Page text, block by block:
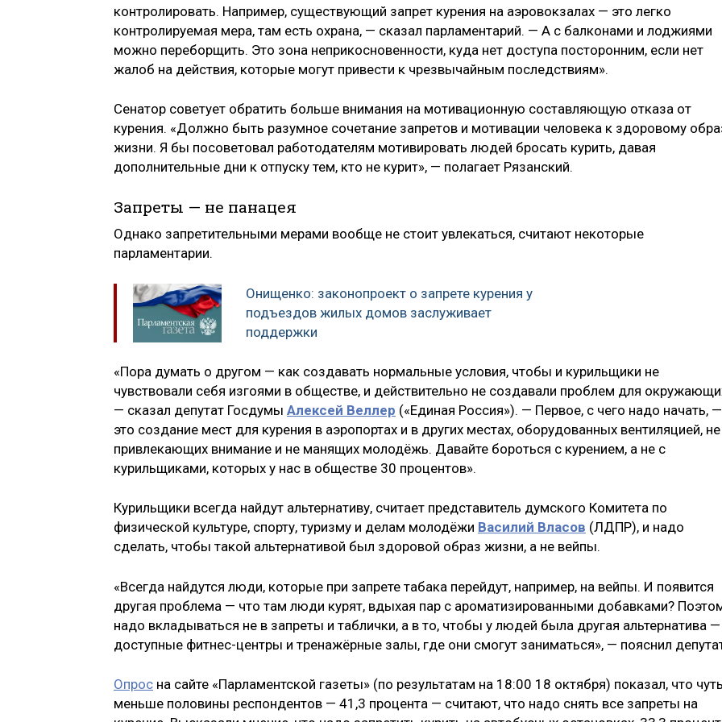
контролировать. Например, существующий запрет курения на аэровокзалах — это легко
контролируемая мера, там есть охрана, — сказал парламентарий. — А с балконами и лоджиями
можно переборщить. Это зона неприкосновенности, куда нет доступа посторонним, если нет
жалоб на действия, которые могут привести к чрезвычайным последствиям».
Сенатор советует обратить больше внимания на мотивационную составляющую отказа от
курения. «Должно быть разумное сочетание запретов и мотивации человека к здоровому
жизни. Я бы посоветовал работодателям мотивировать людей бросать курить, давая
дополнительные дни к отпуску тем, кто не курит», — полагает Рязанский.
Запреты — не панацея
Однако запретительными мерами вообще не стоит увлекаться, считают некоторые
парламентарии.
Онищенко: законопроект о запрете курения у
подъездов жилых домов заслуживает
поддержки
«Пора думать о другом — как создавать нормальные условия, чтобы и курильщики не
чувствовали себя изгоями в обществе, и действительно не создавали проблем для
— сказал депутат Госдумы Алексей Веллер («Единая Россия»). — Первое, с чего надо начать, —
это создание мест для курения в аэропортах и в других местах, оборудованных вентиляцией, не
привлекающих внимание и не манящих молодёжь. Давайте бороться с курением, а не с
курильщиками, которых у нас в обществе 30 процентов».
Курильщики всегда найдут альтернативу, считает представитель думского Комитета по
физической культуре, спорту, туризму и делам молодёжи Василий Власов (ЛДПР), и надо
сделать, чтобы такой альтернативой был здоровой образ жизни, а не вейпы.
«Всегда найдутся люди, которые при запрете табака перейдут, например, на вейпы. И появится
другая проблема — что там люди курят, вдыхая пар с ароматизированными добавками?
надо вкладываться не в запреты и таблички, а в то, чтобы у людей была другая альтернатива —
доступные фитнес-центры и тренажёрные залы, где они смогут заниматься», — пояснил
Опрос на сайте «Парламентской газеты» (по результатам на 18:00 18 октября) показал, что
меньше половины респондентов — 41,3 процента — считают, что надо снять все запреты на